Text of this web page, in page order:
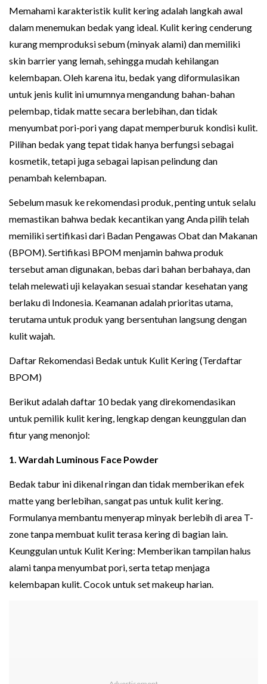
Memahami karakteristik kulit kering adalah langkah awal
dalam menemukan bedak yang ideal. Kulit kering cenderung
kurang memproduksi sebum (minyak alami) dan memiliki
skin barrier yang lemah, sehingga mudah kehilangan
kelembapan. Oleh karena itu, bedak yang diformulasikan
untuk jenis kulit ini umumnya mengandung bahan-bahan
pelembap, tidak matte secara berlebihan, dan tidak
menyumbat pori-pori yang dapat memperburuk kondisi kulit.
Pilihan bedak yang tepat tidak hanya berfungsi sebagai
kosmetik, tetapi juga sebagai lapisan pelindung dan
penambah kelembapan.
Sebelum masuk ke rekomendasi produk, penting untuk selalu
memastikan bahwa bedak kecantikan yang Anda pilih telah
memiliki sertifikasi dari Badan Pengawas Obat dan Makanan
(BPOM). Sertifikasi BPOM menjamin bahwa produk
tersebut aman digunakan, bebas dari bahan berbahaya, dan
telah melewati uji kelayakan sesuai standar kesehatan yang
berlaku di Indonesia. Keamanan adalah prioritas utama,
terutama untuk produk yang bersentuhan langsung dengan
kulit wajah.
Daftar Rekomendasi Bedak untuk Kulit Kering (Terdaftar
BPOM)
Berikut adalah daftar 10 bedak yang direkomendasikan
untuk pemilik kulit kering, lengkap dengan keunggulan dan
fitur yang menonjol:
1. Wardah Luminous Face Powder
Bedak tabur ini dikenal ringan dan tidak memberikan efek
matte yang berlebihan, sangat pas untuk kulit kering.
Formulanya membantu menyerap minyak berlebih di area T-
zone tanpa membuat kulit terasa kering di bagian lain.
Keunggulan untuk Kulit Kering: Memberikan tampilan halus
alami tanpa menyumbat pori, serta tetap menjaga
kelembapan kulit. Cocok untuk set makeup harian.